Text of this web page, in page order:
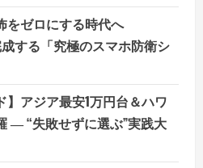
をゼロにする時代へ
成する「究極のスマホ防衛シ
】アジア最安1万円台＆ハワ
― “失敗せずに選ぶ”実践大